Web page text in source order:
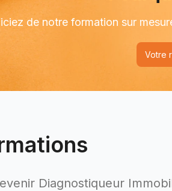
de notre formation sur
Votre
Diagnostiqueur